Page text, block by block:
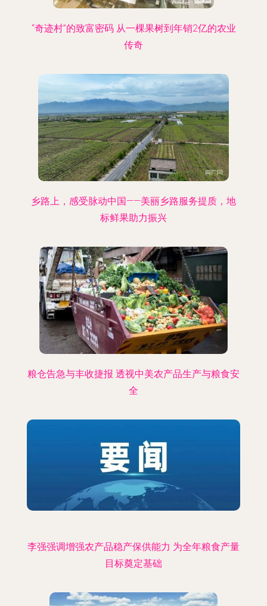
“奇迹村”的致富密码 从一棵果树到年销2亿的农业
传奇
乡路上，感受脉动中国——美丽乡路服务提质，地
标鲜果助力振兴
粮仓告急与丰收捷报 透视中美农产品生产与粮食安
全
李强强调增强农产品稳产保供能力 为全年粮食产量
目标奠定基础